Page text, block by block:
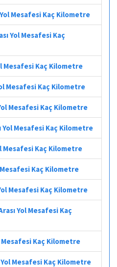
Mesafesi Kaç Kilometre
Yol Mesafesi Kaç
Mesafesi Kaç Kilometre
Mesafesi Kaç Kilometre
Mesafesi Kaç Kilometre
Yol Mesafesi Kaç Kilometre
Mesafesi Kaç Kilometre
Mesafesi Kaç Kilometre
Mesafesi Kaç Kilometre
Yol Mesafesi Kaç
Mesafesi Kaç Kilometre
Yol Mesafesi Kaç Kilometre